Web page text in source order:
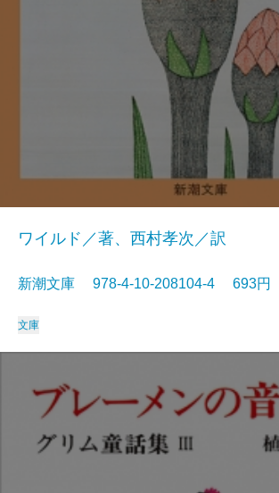
ワイルド／著、西村孝次／訳
新潮文庫 978-4-10-208104-4 693円
文庫